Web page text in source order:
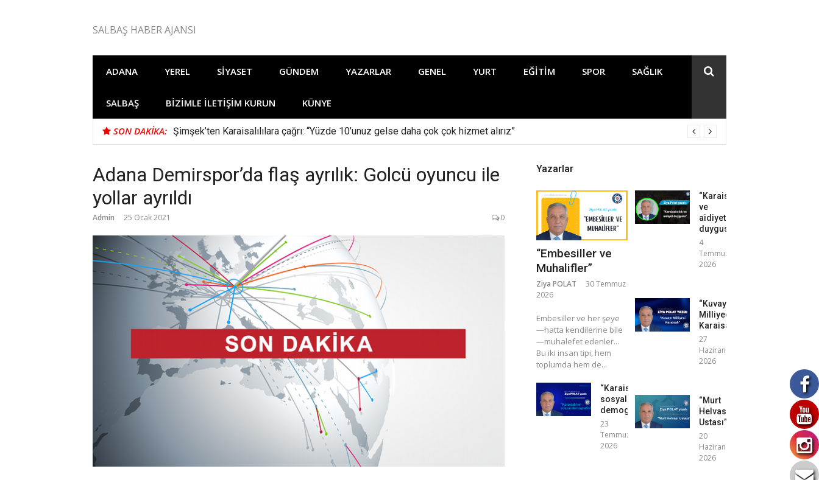
SALBAŞ HABER AJANSI
ADANA YEREL SIYASET GÜNDEM YAZARLAR GENEL YURT EĞITIM SPOR SAĞLIK
SALBAŞ BIZIMLE İLETIŞIM KURUN KÜNYE
SON DAKIKA: Şimşek’ten Karaisalılılara çağrı: “Yüzde 10’unuz gelse daha çok çok hizmet alırız”
Adana Demirspor’da flaş ayrılık: Golcü oyuncu ile
yollar ayrıldı
Admin 25 Ocak 2021 0
Yazarlar
“Embesiller ve
Muhalifler”
Ziya POLAT
30 Temmuz
2026
​Embesiller ve her şeye
—hatta kendilerine bile
—muhalefet edenler...
Bu iki insan tipi, hem
toplumda hem de...
“Karaisalı’nın
sosyal
demografisi”
23
Temmuz
2026
“Karaisalıcılık
ve
aidiyet
duygusu”
4
Temmuz
2026
“Kuvayı
Milliyeci
Karaisalı”
27
Haziran
2026
“Murt
Helvası
Ustası”
20
Haziran
2026